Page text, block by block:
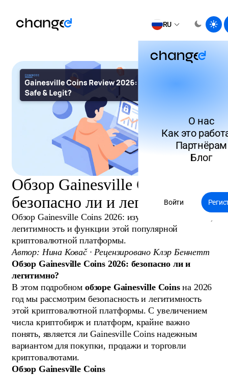
RU
О нас
Как это
Партнёрам
Блог
Войти
Обзор Gainesville Coins 2026:
безопасно ли и легитимно?
Обзор Gainesville Coins 2026: изучите безопасность,
легитимность и функции этой популярной
криптовалютной платформы.
Автор: Нина Коваč · Рецензировано Клэр Беннетт
Обзор Gainesville Coins 2026: безопасно ли и
легитимно?
В этом подробном обзоре Gainesville Coinsна 2026
год мы рассмотрим безопасность и легитимность
этой криптовалютной платформы. С увеличением
числа криптобирж и платформ, крайне важно
понять, является ли Gainesville Coins надежным
вариантом для покупки, продажи и торговли
криптовалютами.
Обзор Gainesville Coins